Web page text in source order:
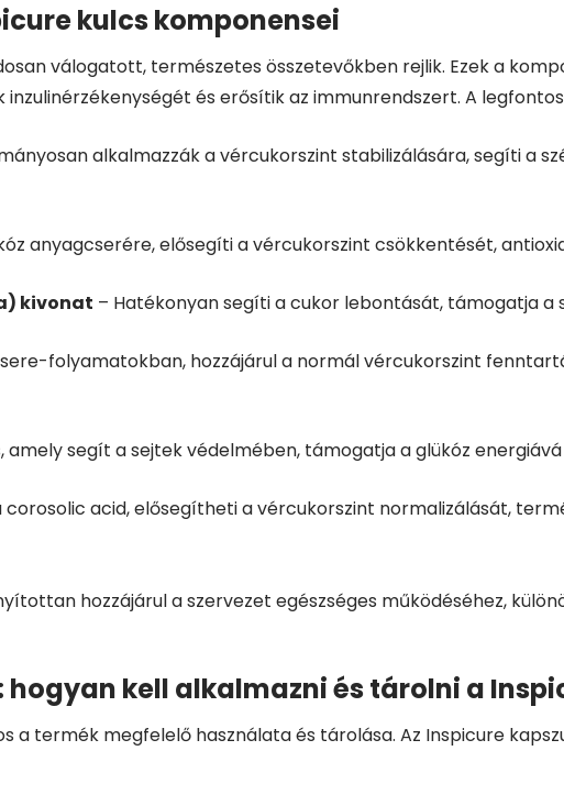
kulcs komponensei
válogatott, természetes összetevőkben rejlik. Ezek a
és erősítik az immunrendszert. A
alkalmazzák a vércukorszint stabilizálására, segíti a
anyagcserére, elősegíti a vércukorszint csökkentését,
kivonat – Hatékonyan segíti a cukor lebontását, támogatja
folyamatokban, hozzájárul a normál vércukorszint
amely segít a sejtek védelmében, támogatja a glükóz
corosolic acid, elősegítheti a vércukorszint normalizálását,
hozzájárul a szervezet egészséges működéséhez,
kell alkalmazni és tárolni a
a termék megfelelő használata és tárolása. Az Inspicure